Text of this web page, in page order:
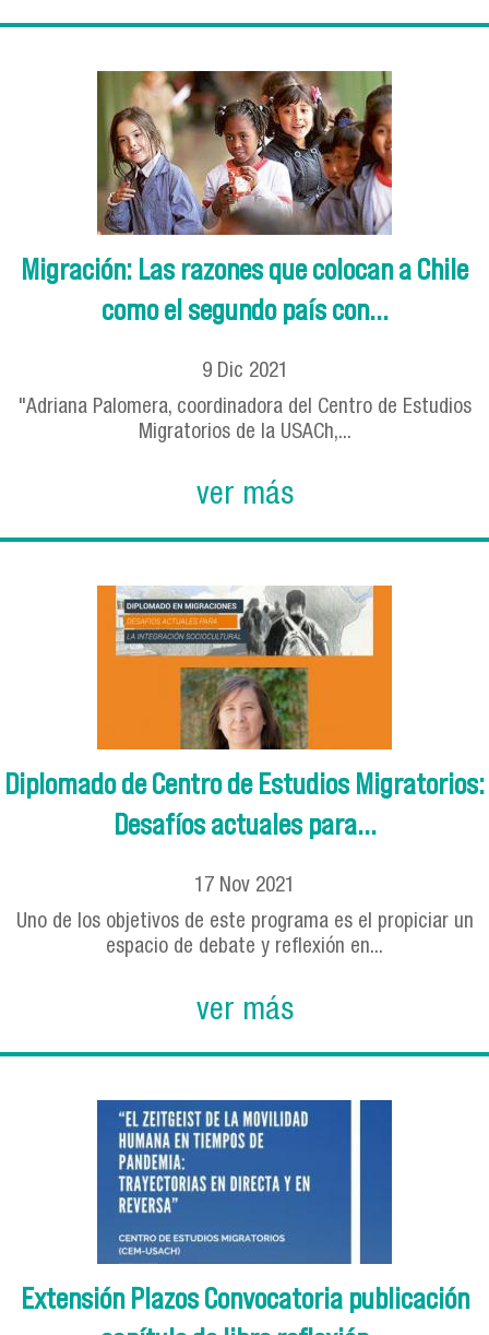
Migración: Las razones que colocan a Chile
como el segundo país con...
9 Dic 2021
"Adriana Palomera, coordinadora del Centro de Estudios
Migratorios de la USACh,...
ver más
Diplomado de Centro de Estudios Migratorios:
Desafíos actuales para...
17 Nov 2021
Uno de los objetivos de este programa es el propiciar un
espacio de debate y reflexión en...
ver más
Extensión Plazos Convocatoria publicación